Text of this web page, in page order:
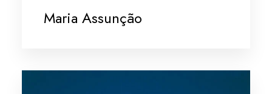
Maria Assunção